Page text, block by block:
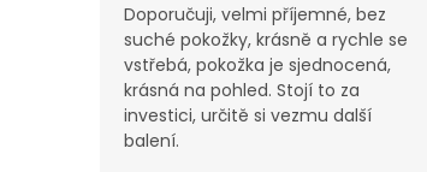
Doporučuji, velmi příjemné, bez
suché pokožky, krásně a rychle se
vstřebá, pokožka je sjednocená,
krásná na pohled. Stojí to za
investici, určitě si vezmu další
balení.